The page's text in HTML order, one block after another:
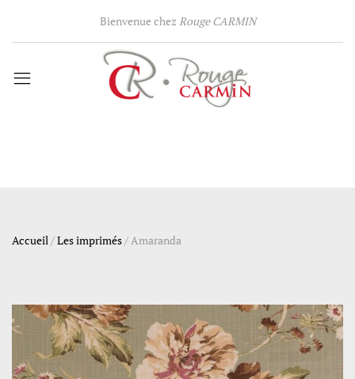
Bienvenue chez Rouge CARMIN
Accueil/Les imprimés/Amaranda